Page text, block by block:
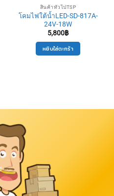
สินค้าทั่วไปTSP
โคมไฟใต้น้ำLED-SD-817A-
24V-18W
5,800฿
หยิบใส่ตะกร้า